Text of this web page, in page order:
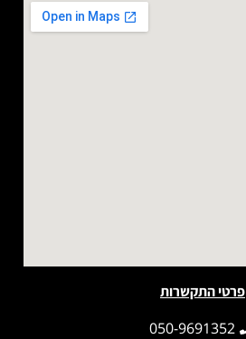
פרטי התקשרות
050-9691352